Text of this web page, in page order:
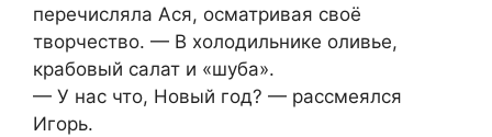
перечисляла Ася, осматривая своё
творчество. — В холодильнике оливье,
крабовый салат и «шуба».
— У нас что, Новый год? — рассмеялся
Игорь.